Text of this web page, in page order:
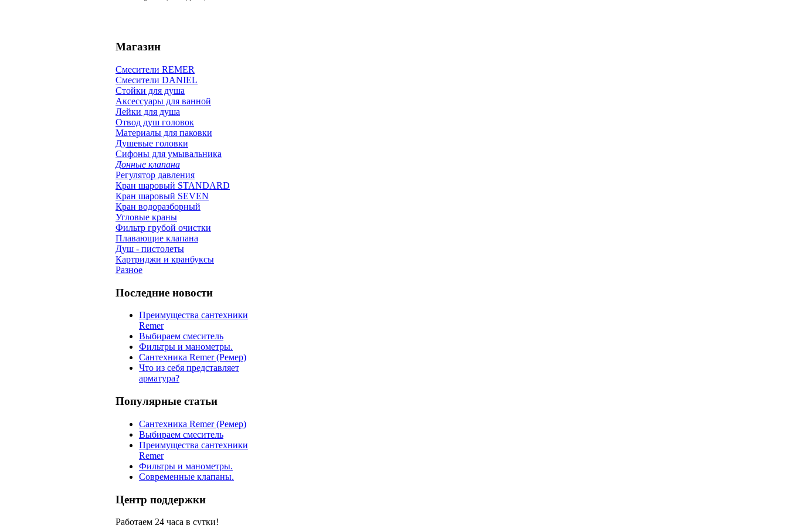
Магазин
Смесители REMER
Смесители DANIEL
Стойки для душа
Аксессуары для ванной
Лейки для душа
Отвод душ головок
Материалы для паковки
Душевые головки
Сифоны для умывальника
Донные клапана
Регулятор давления
Кран шаровый STANDARD
Кран шаровый SEVEN
Кран водоразборный
Угловые краны
Фильтр грубой очистки
Плавающие клапана
Душ - пистолеты
Картриджи и кранбуксы
Разное
Последние новости
Преимущества сантехники
Remer
Выбираем смеситель
Фильтры и манометры.
Сантехника Remer (Ремер)
Что из себя представляет
арматура?
Популярные статьи
Сантехника Remer (Ремер)
Выбираем смеситель
Преимущества сантехники
Remer
Фильтры и манометры.
Современные клапаны.
Центр поддержки
Работаем 24 часа в сутки!